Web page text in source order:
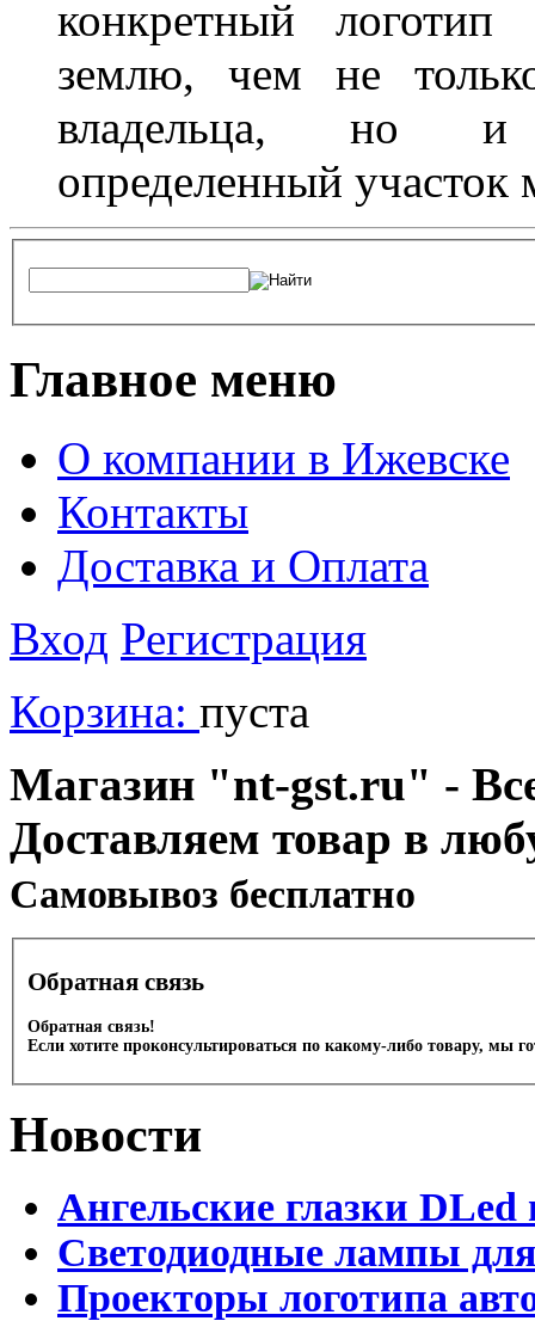
конкретный логотип
землю, чем не
владельца, но и
определенный участок
Главное меню
О компании в Ижевске
Контакты
Доставка и Оплата
Вход Регистрация
Корзина: пуста
Магазин "nt-gst.ru" -
Доставляем товар в
Cамовывоз бесплатно
Обратная связь
Обратная связь!
Если хотите проконсультироваться по какому-либо товару, мы
Новости
Ангельские глазки DLed
Светодиодные лампы
Проекторы логотипа